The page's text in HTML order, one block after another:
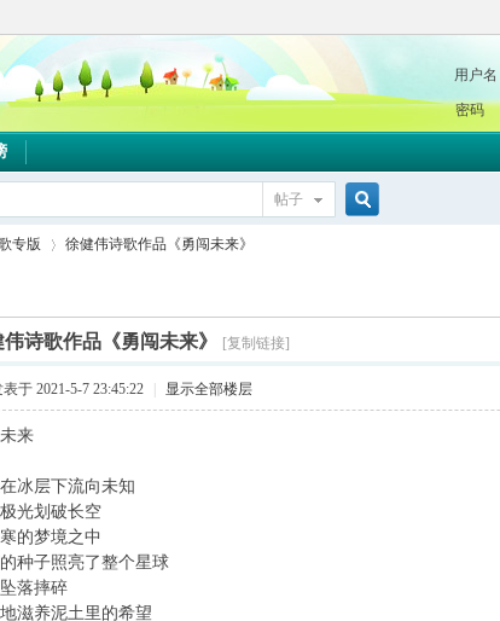
用户名
密码
帖子
专版
›
徐健伟诗歌作品《勇闯未来》
诗歌作品《勇闯未来》 [复制链接]
表于 2021-5-7 23:45:22 显示全部楼层
来
冰层下流向未知
光划破长空
的梦境之中
种子照亮了整个星球
落摔碎
滋养泥土里的希望